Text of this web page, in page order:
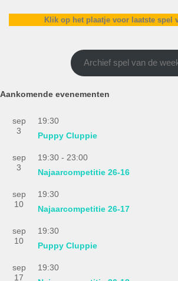
Klik op het plaatje voor laatste spel
Archief spel van de
Aankomende evenementen
sep
3
19:30
Puppy Cluppie
sep
3
19:30 - 23:00
Najaarcompetitie 26-16
sep
10
19:30
Najaarcompetitie 26-17
sep
10
19:30
Puppy Cluppie
sep
17
19:30